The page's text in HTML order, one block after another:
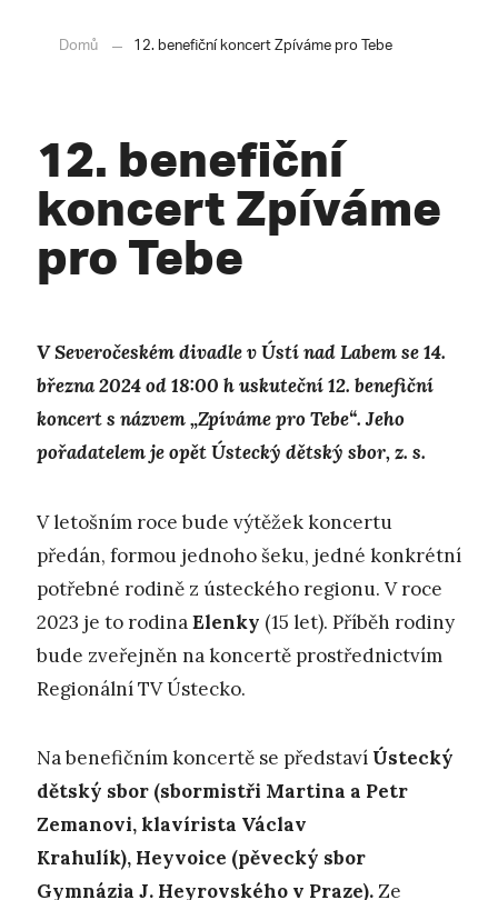
Domů 12. benefiční koncert Zpíváme pro Tebe
12. benefiční
koncert Zpíváme
pro Tebe
V Severočeském divadle v Ústí nad Labem se 14.
března 2024 od 18:00 h uskuteční 12. benefiční
koncert s názvem „Zpíváme pro Tebe“. Jeho
pořadatelem je opět Ústecký dětský sbor, z. s.
V letošním roce bude výtěžek koncertu
předán, formou jednoho šeku, jedné konkrétní
potřebné rodině z ústeckého regionu. V roce
2023 je to rodinaElenky (15 let). Příběh rodiny
bude zveřejněn na koncertě prostřednictvím
Regionální TV Ústecko.
Na benefičním koncertě se představí Ústecký
dětský sbor (sbormistři Martina a Petr
Zemanovi, klavírista Václav
Krahulík), Heyvoice (pěvecký sbor
Gymnázia J. Heyrovského v Praze).Ze